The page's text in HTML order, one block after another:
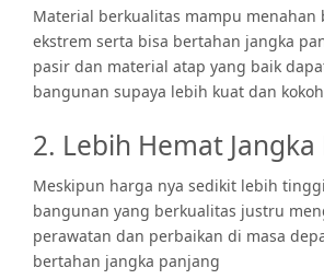
Material berkualitas mampu menahan
ekstrem serta bisa bertahan jangka
pasir dan material atap yang baik
bangunan supaya lebih kuat dan
2. Lebih Hemat Jangka
Meskipun harga nya sedikit lebih
bangunan yang berkualitas justru
perawatan dan perbaikan di masa
bertahan jangka panjang